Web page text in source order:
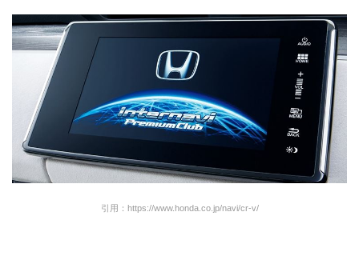
引用：https://www.honda.co.jp/navi/cr-v/